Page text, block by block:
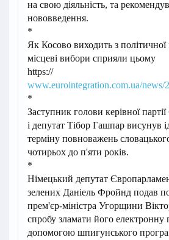
на свою діяльність, та
нововведення.
*
Як Косово виходить з
місцеві вибори сприяли цьому
https://
www.eurointegration.com.ua/news/
*
Заступник голови керівної
і депутат Тібор Гашпар висунув
терміну повноважень
чотирьох до п'яти років.
*
Німецький депутат
зелених Даніель Фройнд подав
прем'єр-міністра Угорщини
спробу зламати його електронну
допомогою шпигунського